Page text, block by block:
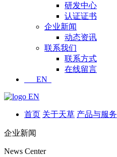
研发中心
认证证书
企业新闻
动态资讯
联系我们
联系方式
在线留言
EN
EN
首页 关于天草 产品与服务
企业新闻
News Center